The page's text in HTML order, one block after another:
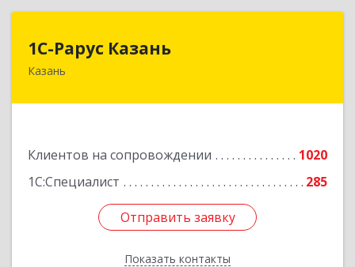
1С-Рарус Казань
Казань
Клиентов на сопровождении
1020
1С:Специалист
285
Отправить заявку
Показать контакты
420088, Татарстан Респ, Казань г, Победы пр-
Отправить заявку
Назад